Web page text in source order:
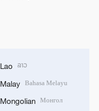
Lao ລາວ
Malay Bahasa Melayu
Mongolian Монгол